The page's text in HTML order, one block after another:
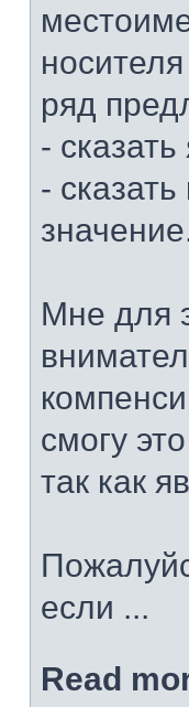
ряд
-
-
Мне для
смогу
так как
если ...
Read